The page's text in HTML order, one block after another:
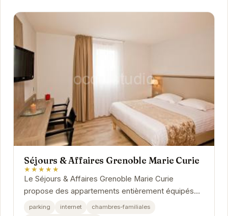
Séjours & Affaires Grenoble Marie Curie
★★★★★
Le Séjours & Affaires Grenoble Marie Curie
propose des appartements entièrement équipés
avec kitchenette, salle de bain privative et espace
parking internet
chambres-familiales